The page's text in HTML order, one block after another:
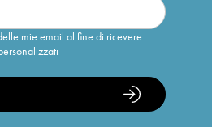
mie email al fine di ricevere